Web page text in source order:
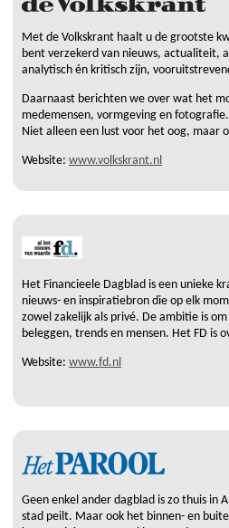
Met de Volkskrant haalt u de grootste
bent verzekerd van nieuws, actualiteit,
analytisch én kritisch zijn,
Daarnaast berichten we over wat het
medemensen, vormgeving en
Niet alleen een lust voor het oog, maar
Website: www.volkskrant.nl
Het Financieele Dagblad is een unieke
nieuws- en inspiratiebron die op elk
zowel zakelijk als privé. De ambitie is
beleggen, trends en mensen. Het FD is
Website: www.fd.nl
Geen enkel ander dagblad is zo thuis in
stad peilt. Maar ook het binnen- en